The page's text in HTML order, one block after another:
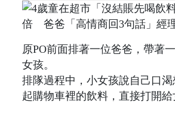
原PO前面排著一位爸爸，帶著
女孩。
排隊過程中，小女孩說自己口
起購物車裡的飲料，直接打開給